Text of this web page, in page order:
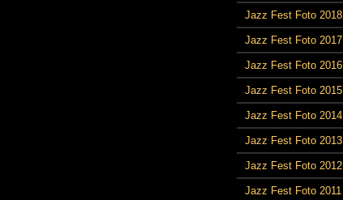
Jazz Fest Foto 2018
Jazz Fest Foto 2017
Jazz Fest Foto 2016
Jazz Fest Foto 2015
Jazz Fest Foto 2014
Jazz Fest Foto 2013
Jazz Fest Foto 2012
Jazz Fest Foto 2011